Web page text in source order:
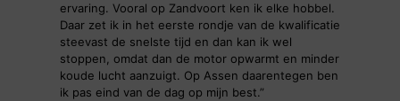
ervaring. Vooral op Zandvoort ken ik elke hobbel.
Daar zet ik in het eerste rondje van de kwalificatie
steevast de snelste tijd en dan kan ik wel
stoppen, omdat dan de motor opwarmt en minder
koude lucht aanzuigt. Op Assen daarentegen ben
ik pas eind van de dag op mijn best.”